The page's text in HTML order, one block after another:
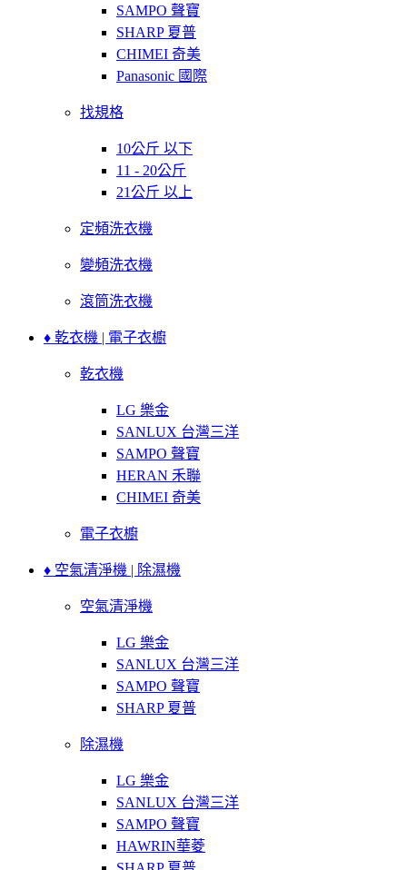
SAMPO 聲寶
SHARP 夏普
CHIMEI 奇美
Panasonic 國際
找規格
10公斤 以下
11 - 20公斤
21公斤 以上
定頻洗衣機
變頻洗衣機
滾筒洗衣機
♦ 乾衣機 | 電子衣櫥
乾衣機
LG 樂金
SANLUX 台灣三洋
SAMPO 聲寶
HERAN 禾聯
CHIMEI 奇美
電子衣櫥
♦ 空氣清淨機 | 除濕機
空氣清淨機
LG 樂金
SANLUX 台灣三洋
SAMPO 聲寶
SHARP 夏普
除濕機
LG 樂金
SANLUX 台灣三洋
SAMPO 聲寶
HAWRIN華菱